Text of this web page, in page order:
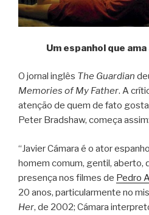
Um espanhol que
O jornal inglês The Guardian
Memories of My Father. A
atenção de quem de fato
Peter Bradshaw, começa assim:
“Javier Cámara é o ator
homem comum, gentil, aberto,
presença nos filmes de Pedro
20 anos, particularmente no
Her, de 2002; Cámara